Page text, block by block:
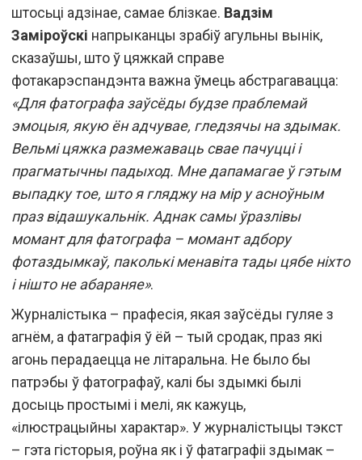
штосьці адзінае, самае блізкае. Вадзім
Заміроўскі напрыканцы зрабіў агульны вынік,
сказаўшы, што ў цяжкай справе
фотакарэспандэнта важна ўмець абстрагавацца:
«Для фатографа заўсёды будзе праблемай
эмоцыя, якую ён адчувае, гледзячы на здымак.
Вельмі цяжка размежаваць свае пачуцці і
прагматычны падыход. Мне дапамагае ў гэтым
выпадку тое, што я гляджу на мір у асноўным
праз відашукальнік. Аднак самы ўразлівы
момант для фатографа – момант адбору
фотаздымкаў, паколькі менавіта тады цябе ніхто
і нішто не абараняе».
Журналістыка – прафесія, якая заўсёды гуляе з
агнём, а фатаграфія ў ёй – тый сродак, праз які
агонь перадаецца не літаральна. Не было бы
патрэбы ў фатографаў, калі бы здымкі былі
досыць простымі і мелі, як кажуць,
«ілюстрацыйны характар». У журналістыцы тэкст
– гэта гісторыя, роўна як і ў фатаграфіі здымак –